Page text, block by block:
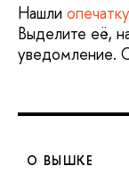
Нашли опечатку
Выделите её,
уведомление.
О ВЫШКЕ